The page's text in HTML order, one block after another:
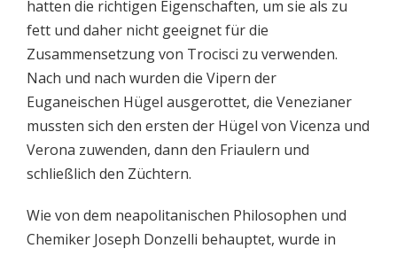
hatten die richtigen Eigenschaften, um sie als zu
fett und daher nicht geeignet für die
Zusammensetzung von Trocisci zu verwenden.
Nach und nach wurden die Vipern der
Euganeischen Hügel ausgerottet, die Venezianer
mussten sich den ersten der Hügel von Vicenza und
Verona zuwenden, dann den Friaulern und
schließlich den Züchtern.
Wie von dem neapolitanischen Philosophen und
Chemiker Joseph Donzelli behauptet, wurde in